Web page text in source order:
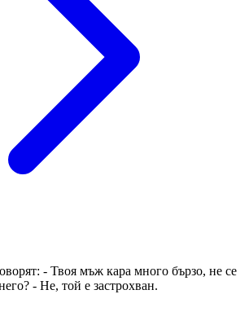
- Твоя мъж кара много бързо, не се
- Не, той е застрохван.